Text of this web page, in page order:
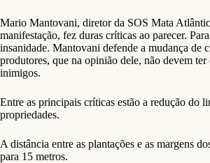
Mario Mantovani, diretor da SOS Mata
manifestação, fez duras críticas ao parecer.
insanidade. Mantovani defende a mudança de
produtores, que na opinião dele, não devem
inimigos.
Entre as principais críticas estão a redução do
propriedades.
A distância entre as plantações e as margens
para 15 metros.